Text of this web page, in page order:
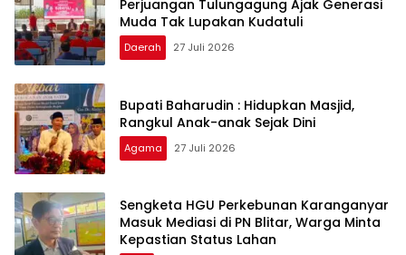
Perjuangan Tulungagung Ajak Generasi
Muda Tak Lupakan Kudatuli
Daerah 27 Juli 2026
Bupati Baharudin : Hidupkan Masjid,
Rangkul Anak-anak Sejak Dini
Agama 27 Juli 2026
Sengketa HGU Perkebunan Karanganyar
Masuk Mediasi di PN Blitar, Warga Minta
Kepastian Status Lahan